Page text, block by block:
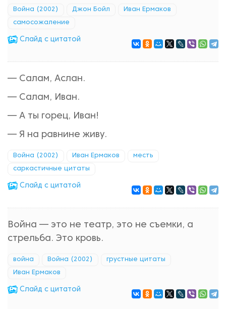
Война (2002) Джон Бойл Иван Ермаков
самосожаление
Cлайд с цитатой
— Салам, Аслан.
— Салам, Иван.
— А ты горец, Иван!
— Я на равнине живу.
Война (2002) Иван Ермаков месть
саркастичные цитаты
Cлайд с цитатой
Война — это не театр, это не съемки, а
стрельба. Это кровь.
война Война (2002) грустные цитаты
Иван Ермаков
Cлайд с цитатой